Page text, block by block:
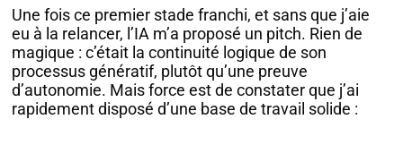
Une fois ce premier stade franchi, et sans que j’aie
eu à la relancer, l’IA m’a proposé un pitch. Rien de
magique : c’était la continuité logique de son
processus génératif, plutôt qu’une preuve
d’autonomie. Mais force est de constater que j’ai
rapidement disposé d’une base de travail solide :